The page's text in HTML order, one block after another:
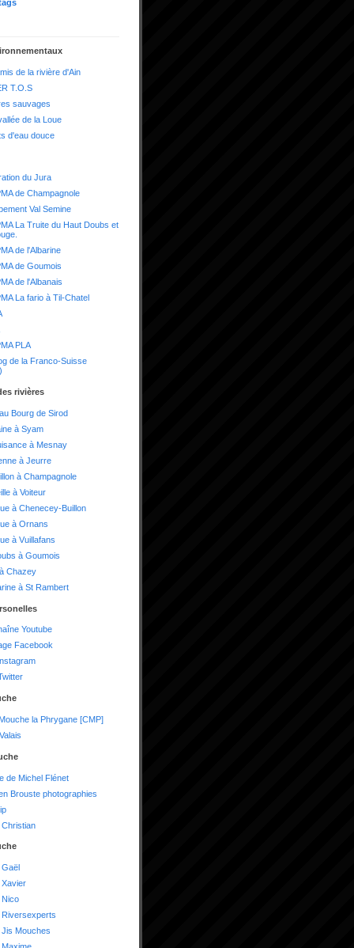
de la rivière d'Ain
T.O.S
sauvages
de la Loue
d'eau douce
du Jura
de Champagnole
Val Semine
La Truite du Haut Doubs et
de l'Albarine
de Goumois
de l'Albanais
La fario à Til-Chatel
PLA
de la Franco-Suisse
rivières
Bourg de Sirod
à Syam
à Mesnay
à Jeurre
à Champagnole
à Voiteur
à Chenecey-Buillon
à Ornans
à Vuillafans
à Goumois
Chazey
à St Rambert
Youtube
Facebook
la Phrygane [CMP]
de Michel Flénet
Brouste photographies
Mouches